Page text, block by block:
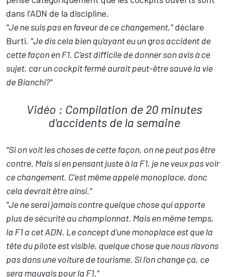
dans l'ADN de la discipline.
"Je ne suis pas en faveur de ce changement,"déclare
Burti. "Je dis cela bien qu'ayant eu un gros accident de
cette façon en F1. C'est difficile de donner son avis à ce
sujet, car un cockpit fermé aurait peut-être sauvé la vie
de Bianchi?"
Vidéo : Compilation de 20 minutes
d'accidents de la semaine
"Si on voit les choses de cette façon, on ne peut pas être
contre. Mais si en pensant juste à la F1, je ne veux pas voir
ce changement. C'est même appelé monoplace, donc
cela devrait être ainsi."
"Je ne serai jamais contre quelque chose qui apporte
plus de sécurité au championnat. Mais en même temps,
la F1 a cet ADN. Le concept d'une monoplace est que la
tête du pilote est visible, quelque chose que nous n'avons
pas dans une voiture de tourisme. Si l'on change ça, ce
sera mauvais pour la F1."